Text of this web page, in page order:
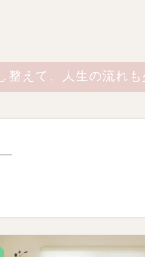
整えて、人生の流れ